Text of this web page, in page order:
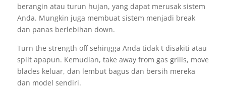
berangin atau turun hujan, yang dapat merusak sistem
Anda. Mungkin juga membuat sistem menjadi break
dan panas berlebihan down.
Turn the strength off sehingga Anda tidak t disakiti atau
split apapun. Kemudian, take away from gas grills, move
blades keluar, dan lembut bagus dan bersih mereka
dan model sendiri.